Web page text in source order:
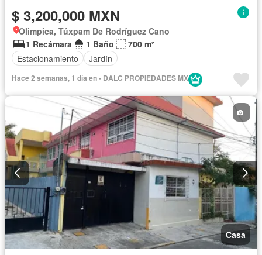
$ 3,200,000 MXN
Olimpica, Túxpam De Rodríguez Cano
1 Recámara
1 Baño
700 m²
Estacionamiento
Jardín
Hace 2 semanas, 1 día en - DALC PROPIEDADES MX
Casa